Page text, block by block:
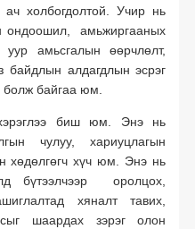
холбогдолтой. Учир нь
ондоошил, амьжиргааных
амьсгалын өөрчлөлт,
байдлын алдагдлын эсрэг
болж байгаа юм.
биш юм. Энэ нь
чулуу, хариуцлагын
хөдөлгөгч хүч юм. Энэ нь
бүтээлчээр оролцох,
хяналт тавих,
шаардах зэрэг олон